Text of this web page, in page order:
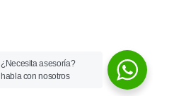
3143628563
¿Necesita asesoría?
habla con nosotros